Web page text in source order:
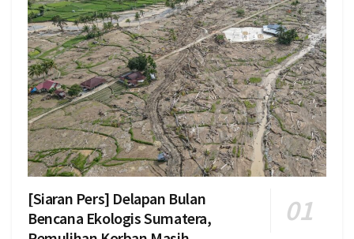
[Siaran Pers] Delapan Bulan
Bencana Ekologis Sumatera,